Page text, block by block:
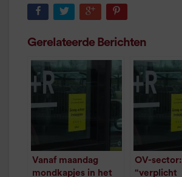
Gerelateerde Berichten
Vanaf maandag
mondkapjes in het
OV-sector:
“verplicht